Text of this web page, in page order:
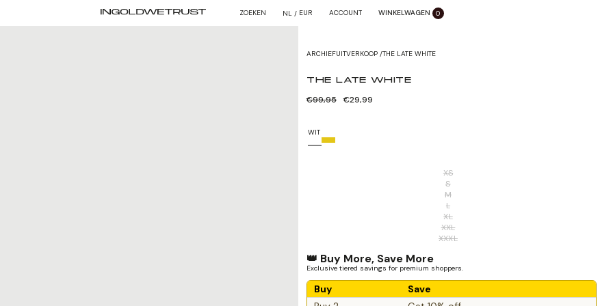
ZOEKEN NL / EUR ACCOUNT WINKELWAGEN 0
ARCHIEFUITVERKOOP /THE LATE WHITE
THE LATE WHITE
Normale
€99,95 Verkoopprijs
€29,99
WIT
XS
S
M
L
XL
XXL
XXXL
👑 Buy More, Save More
Exclusive tiered savings for premium shoppers.
Buy
Save